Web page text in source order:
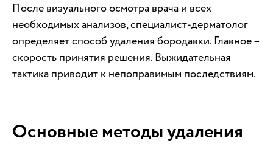
После визуального осмотра врача и всех
необходимых анализов, специалист-дерматолог
определяет способ удаления бородавки. Главное –
скорость принятия решения. Выжидательная
тактика приводит к непоправимым последствиям.
Основные методы удаления